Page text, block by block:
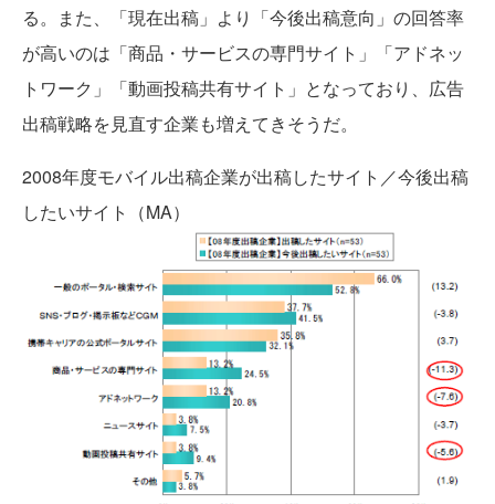
る。また、「現在出稿」より「今後出稿意向」の回答率
が高いのは「商品・サービスの専門サイト」「アドネッ
トワーク」「動画投稿共有サイト」となっており、広告
出稿戦略を見直す企業も増えてきそうだ。
2008年度モバイル出稿企業が出稿したサイト／今後出稿
したいサイト（MA）